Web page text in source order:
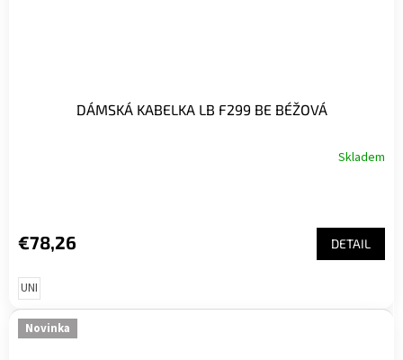
DÁMSKÁ KABELKA LB F299 BE BÉŽOVÁ
Skladem
€78,26 DETAIL
UNI
Novinka